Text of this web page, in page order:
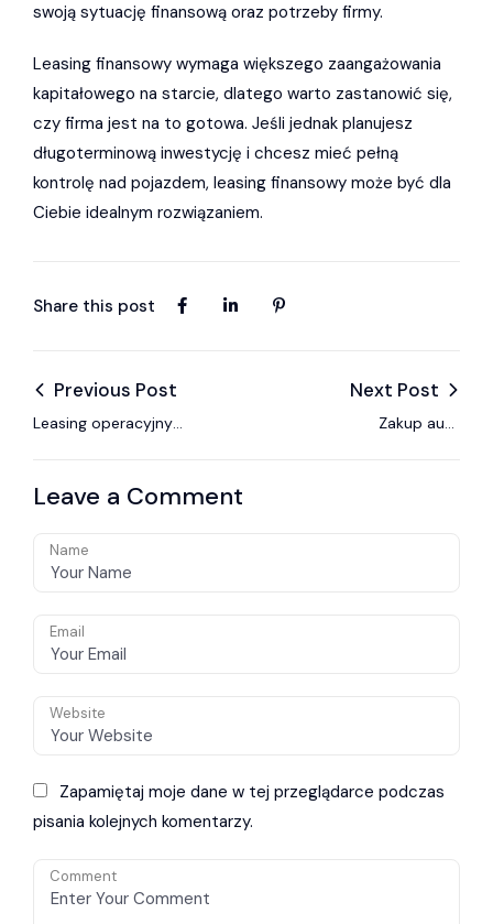
swoją sytuację finansową oraz potrzeby firmy.
Leasing finansowy wymaga większego zaangażowania
kapitałowego na starcie, dlatego warto zastanowić się,
czy firma jest na to gotowa. Jeśli jednak planujesz
długoterminową inwestycję i chcesz mieć pełną
kontrolę nad pojazdem, leasing finansowy może być dla
Ciebie idealnym rozwiązaniem.
Share this post
Previous Post
Leasing operacyjny
początkujących
Next Post
Zakup auta
Leave a Comment
Name
Email
Website
Zapamiętaj moje dane w tej przeglądarce podczas
pisania kolejnych komentarzy.
Comment